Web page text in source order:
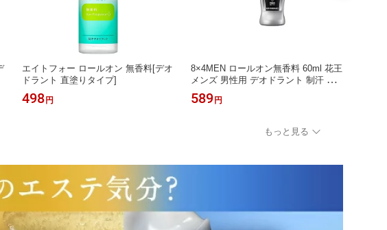
エイトフォー ロールオン 無香料[デオ
ドラント 直塗りタイプ]
498円
8×4MEN ロールオン無香料 60ml 花王
メンズ 男性用 デオドラント 制汗 わ
きが 脇汗
589円
もっと見る